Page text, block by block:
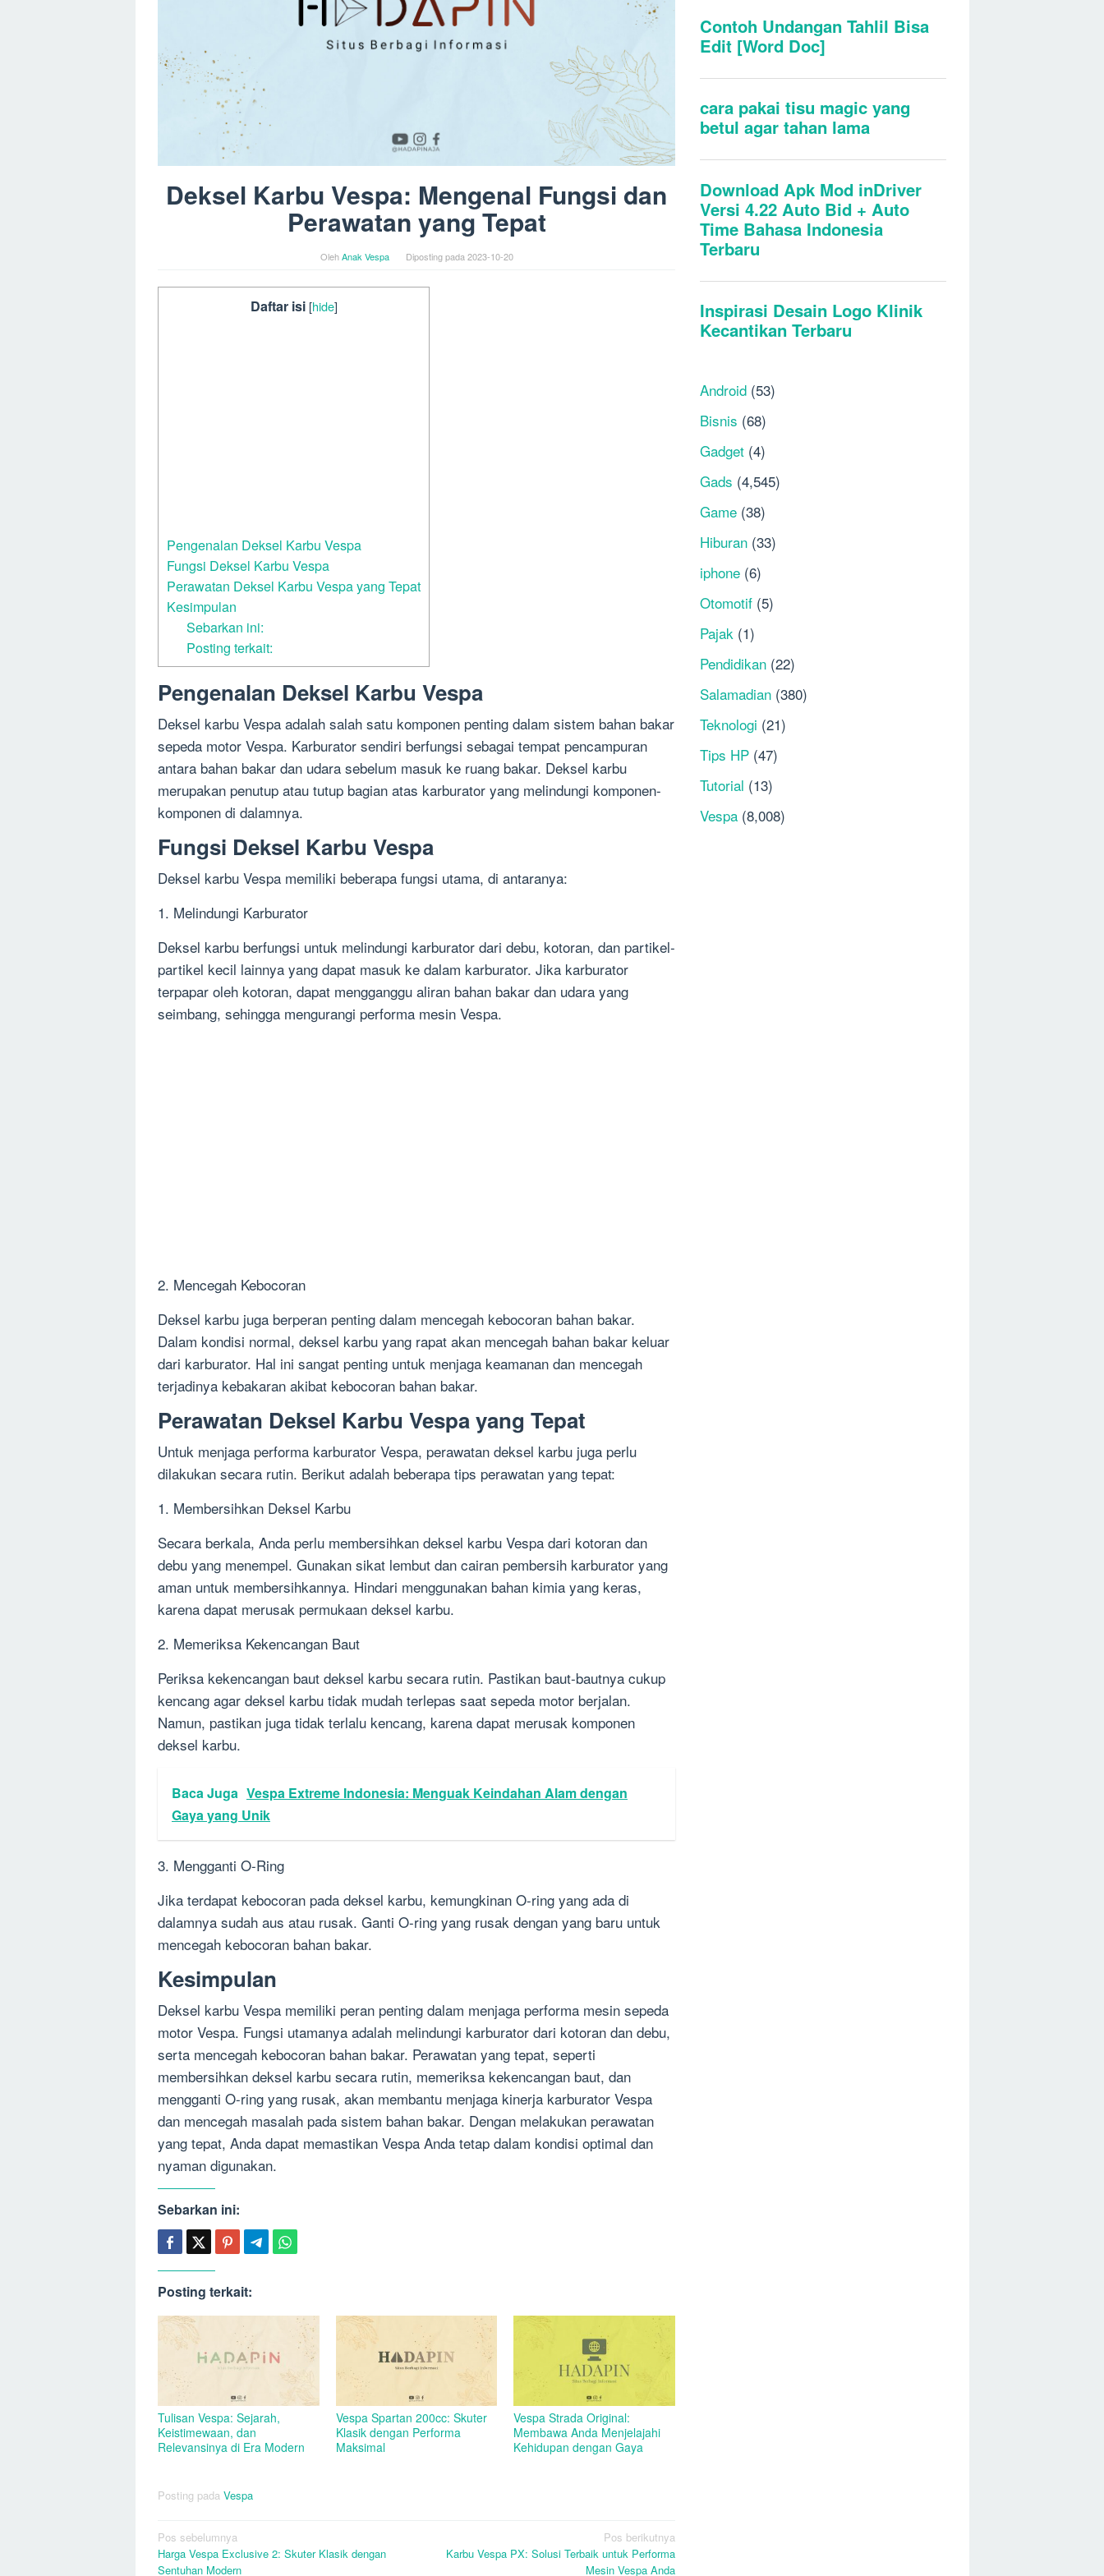
Deksel Karbu Vespa: Mengenal Fungsi dan
Perawatan yang Tepat
OlehAnak Vespa Diposting pada2023-10-20
Daftar isi [hide]
Pengenalan Deksel Karbu Vespa
Fungsi Deksel Karbu Vespa
Perawatan Deksel Karbu Vespa yang Tepat
Kesimpulan
Sebarkan ini:
Posting terkait:
Pengenalan Deksel Karbu Vespa
Deksel karbu Vespa adalah salah satu komponen penting dalam sistem bahan bakar
sepeda motor Vespa. Karburator sendiri berfungsi sebagai tempat pencampuran
antara bahan bakar dan udara sebelum masuk ke ruang bakar. Deksel karbu
merupakan penutup atau tutup bagian atas karburator yang melindungi komponen-
komponen di dalamnya.
Fungsi Deksel Karbu Vespa
Deksel karbu Vespa memiliki beberapa fungsi utama, di antaranya:
1. Melindungi Karburator
Deksel karbu berfungsi untuk melindungi karburator dari debu, kotoran, dan partikel-
partikel kecil lainnya yang dapat masuk ke dalam karburator. Jika karburator
terpapar oleh kotoran, dapat mengganggu aliran bahan bakar dan udara yang
seimbang, sehingga mengurangi performa mesin Vespa.
2. Mencegah Kebocoran
Deksel karbu juga berperan penting dalam mencegah kebocoran bahan bakar.
Dalam kondisi normal, deksel karbu yang rapat akan mencegah bahan bakar keluar
dari karburator. Hal ini sangat penting untuk menjaga keamanan dan mencegah
terjadinya kebakaran akibat kebocoran bahan bakar.
Perawatan Deksel Karbu Vespa yang Tepat
Untuk menjaga performa karburator Vespa, perawatan deksel karbu juga perlu
dilakukan secara rutin. Berikut adalah beberapa tips perawatan yang tepat:
1. Membersihkan Deksel Karbu
Secara berkala, Anda perlu membersihkan deksel karbu Vespa dari kotoran dan
debu yang menempel. Gunakan sikat lembut dan cairan pembersih karburator yang
aman untuk membersihkannya. Hindari menggunakan bahan kimia yang keras,
karena dapat merusak permukaan deksel karbu.
2. Memeriksa Kekencangan Baut
Periksa kekencangan baut deksel karbu secara rutin. Pastikan baut-bautnya cukup
kencang agar deksel karbu tidak mudah terlepas saat sepeda motor berjalan.
Namun, pastikan juga tidak terlalu kencang, karena dapat merusak komponen
deksel karbu.
Baca Juga Vespa Extreme Indonesia: Menguak Keindahan Alam dengan
Gaya yang Unik
3. Mengganti O-Ring
Jika terdapat kebocoran pada deksel karbu, kemungkinan O-ring yang ada di
dalamnya sudah aus atau rusak. Ganti O-ring yang rusak dengan yang baru untuk
mencegah kebocoran bahan bakar.
Kesimpulan
Deksel karbu Vespa memiliki peran penting dalam menjaga performa mesin sepeda
motor Vespa. Fungsi utamanya adalah melindungi karburator dari kotoran dan debu,
serta mencegah kebocoran bahan bakar. Perawatan yang tepat, seperti
membersihkan deksel karbu secara rutin, memeriksa kekencangan baut, dan
mengganti O-ring yang rusak, akan membantu menjaga kinerja karburator Vespa
dan mencegah masalah pada sistem bahan bakar. Dengan melakukan perawatan
yang tepat, Anda dapat memastikan Vespa Anda tetap dalam kondisi optimal dan
nyaman digunakan.
Sebarkan ini:
Posting terkait:
Tulisan Vespa: Sejarah,
Keistimewaan, dan
Relevansinya di Era Modern
Vespa Spartan 200cc: Skuter
Klasik dengan Performa
Maksimal
Vespa Strada Original:
Membawa Anda Menjelajahi
Kehidupan dengan Gaya
Posting pada Vespa
Navigasi
pos
Pos sebelumnya
Harga Vespa Exclusive 2: Skuter Klasik dengan
Sentuhan Modern
Pos berikutnya
Karbu Vespa PX: Solusi Terbaik untuk Performa
Mesin Vespa Anda
Android (53)
Bisnis (68)
Gadget (4)
Gads (4,545)
Game (38)
Hiburan (33)
iphone (6)
Otomotif (5)
Pajak (1)
Pendidikan (22)
Salamadian (380)
Teknologi (21)
Tips HP (47)
Tutorial (13)
Vespa (8,008)